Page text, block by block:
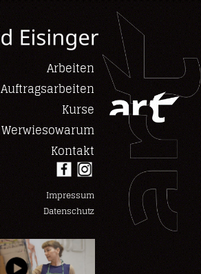
Arbeiten
Auftragsarbeiten
Kurse
Werwiesowarum
Kontakt
Impressum
Datenschutz